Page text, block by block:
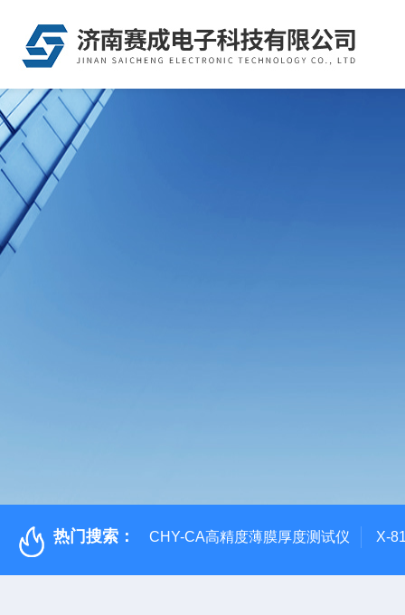
热门搜索： CHY-CA高精度薄膜厚度测试仪 X-